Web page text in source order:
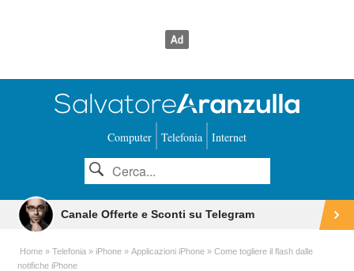
Computer Telefonia Internet
Canale Offerte e Sconti su Telegram
Home Telefonia iPhone Applicazioni iPhone
Come togliere il flash dalle
notifiche iPhone